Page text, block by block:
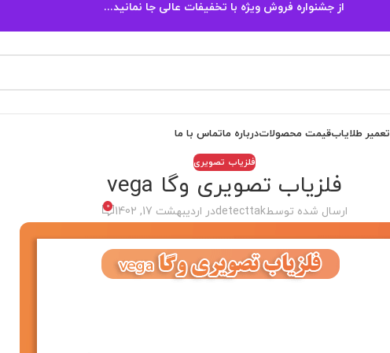
از جشنواره فروش ویژه با تخفیفات عالی جا نمانید...
تعمیر طلایابقیمت محصولاتدرباره ماتماس با ما
فلزیاب تصویری
فلزیاب تصویری وگا vega
ارسال شده توسطdetecttakدر اردیبهشت 17, 1402 0